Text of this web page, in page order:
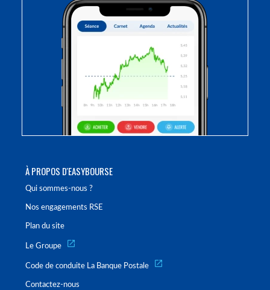
À PROPOS D'EASYBOURSE
Qui sommes-nous ?
Nos engagements RSE
Plan du site
Le Groupe
Code de conduite La Banque Postale
Contactez-nous